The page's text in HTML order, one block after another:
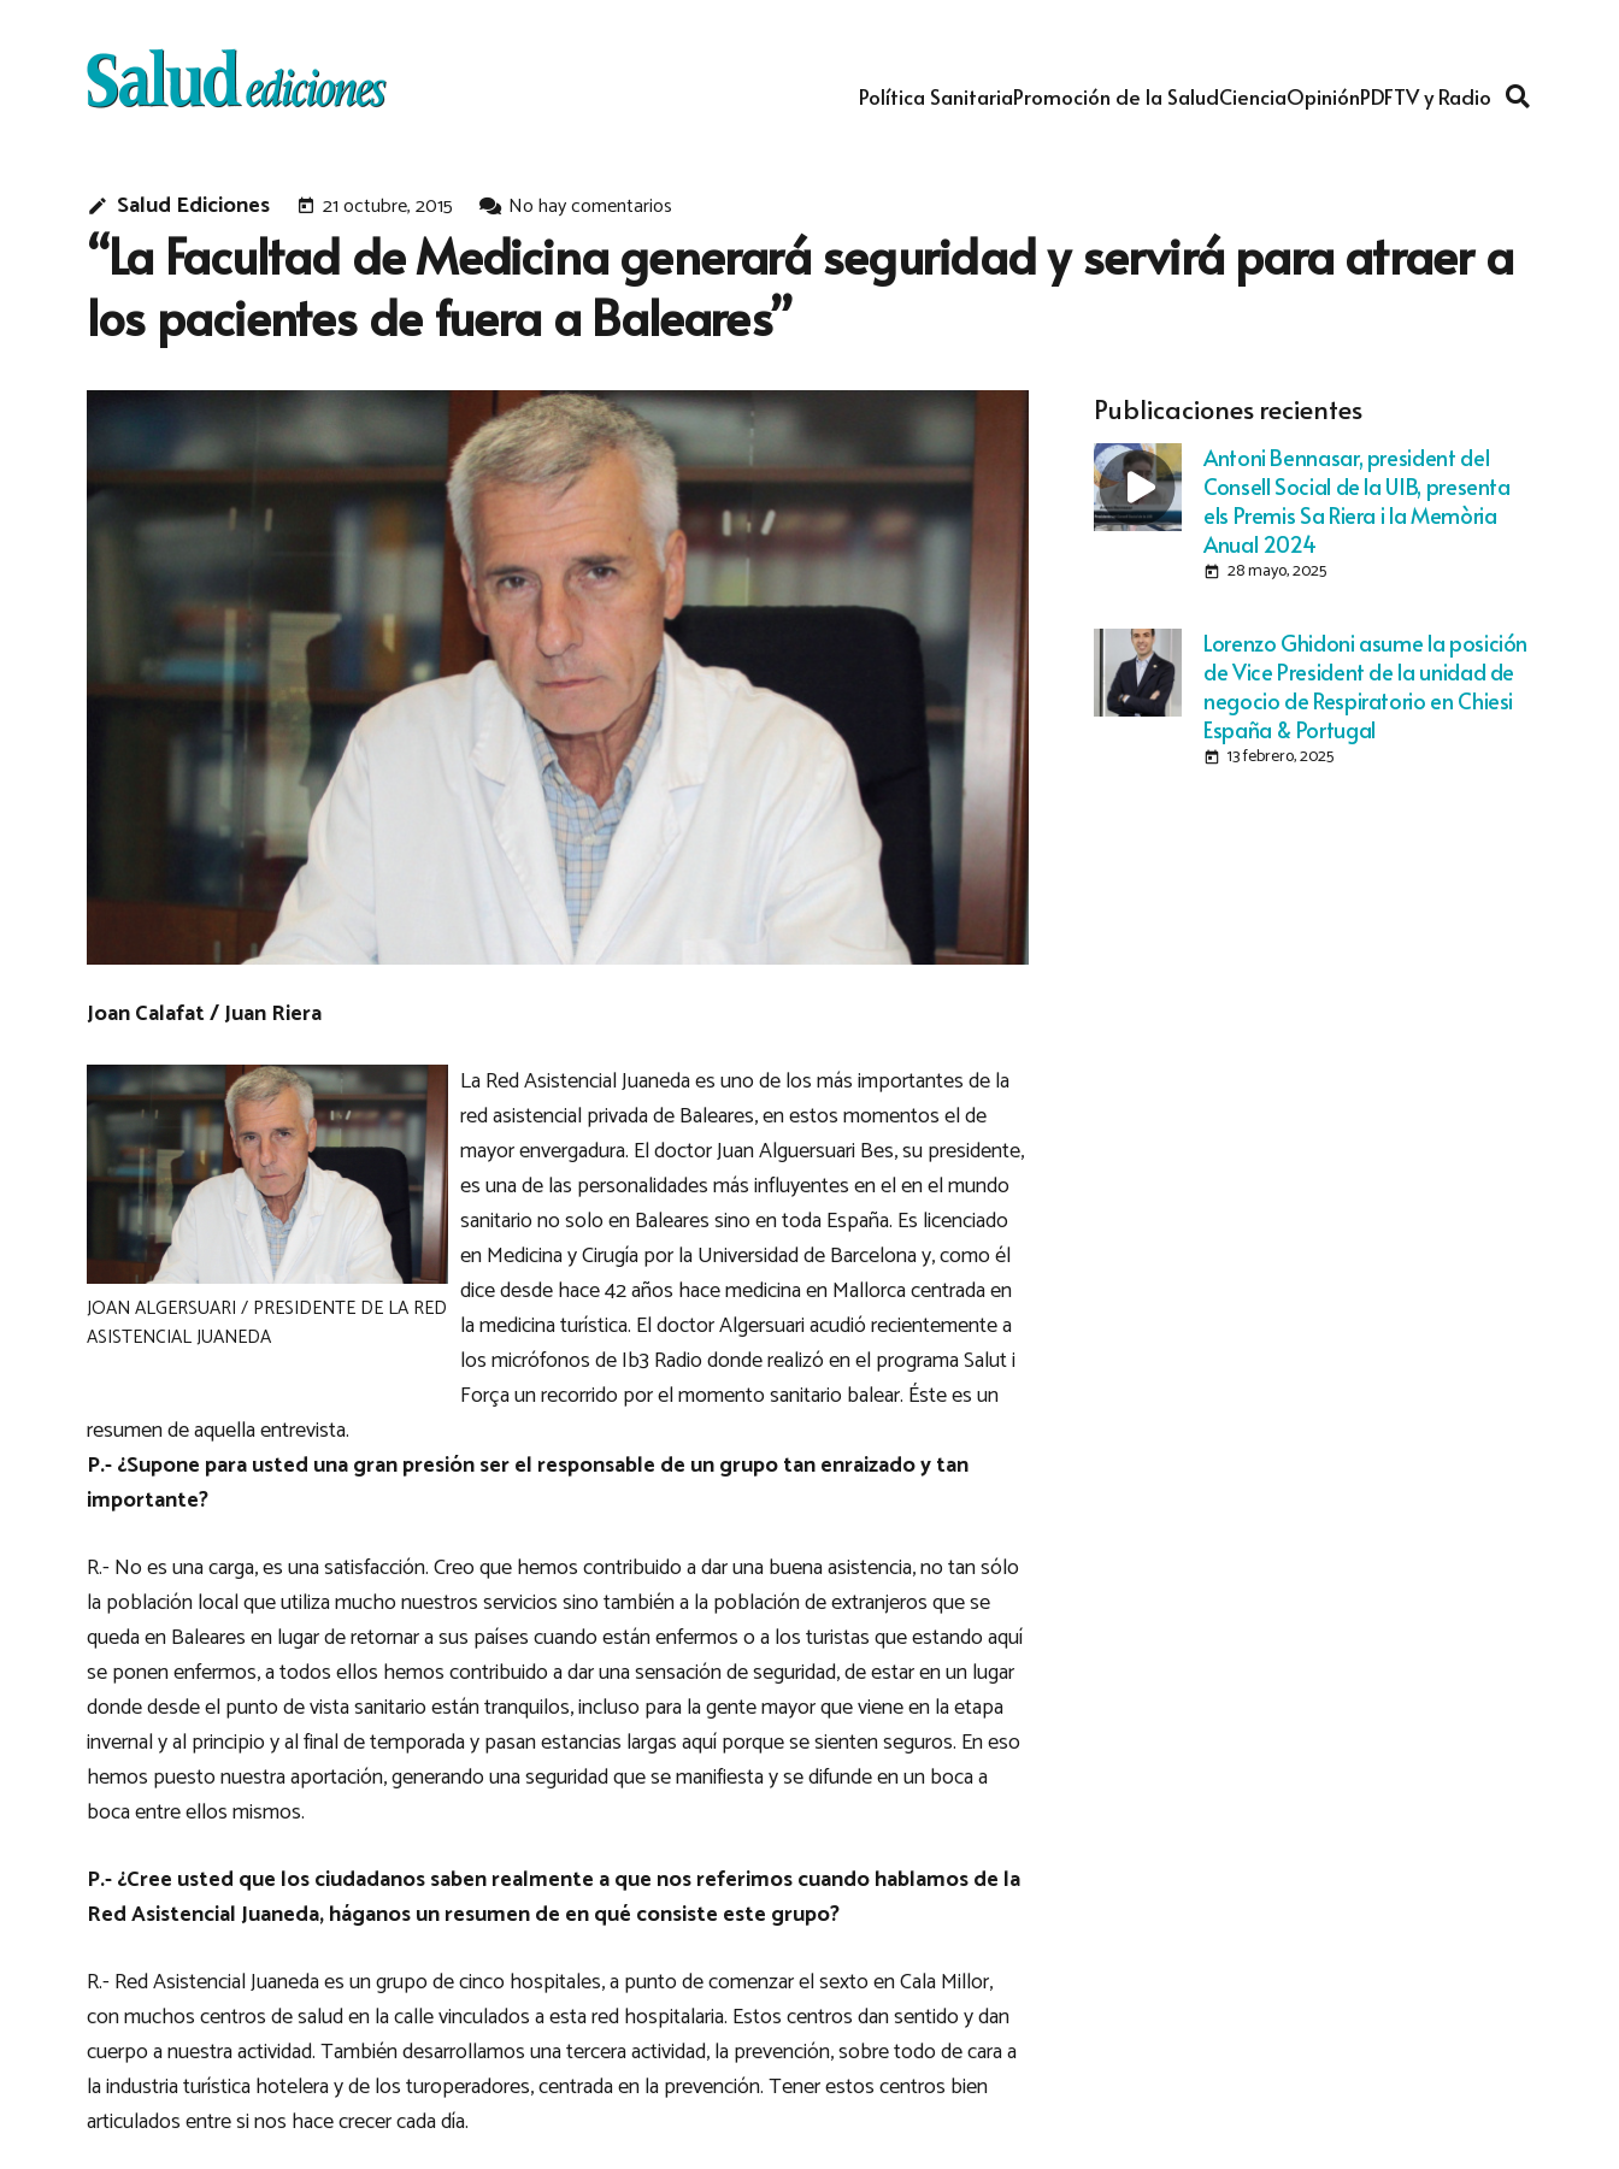
Política SanitariaPromoción de la SaludCienciaOpiniónPDFTV y Radio
edit Salud Ediciones today 21 octubre, 2015 No hay comentarios
“La Facultad de Medicina generará seguridad y servirá para atraer a
los pacientes de fuera a Baleares”
Joan Calafat / Juan Riera
JOAN ALGERSUARI / PRESIDENTE DE LA RED
ASISTENCIAL JUANEDA
La Red Asistencial Juaneda es uno de los más importantes de la
red asistencial privada de Baleares, en estos momentos el de
mayor envergadura. El doctor Juan Alguersuari Bes, su presidente,
es una de las personalidades más influyentes en el en el mundo
sanitario no solo en Baleares sino en toda España. Es licenciado
en Medicina y Cirugía por la Universidad de Barcelona y, como él
dice desde hace 42 años hace medicina en Mallorca centrada en
la medicina turística. El doctor Algersuari acudió recientemente a
los micrófonos de Ib3 Radio donde realizó en el programa Salut i
Força un recorrido por el momento sanitario balear. Éste es un
resumen de aquella entrevista.
P.- ¿Supone para usted una gran presión ser el responsable de un grupo tan enraizado y tan
importante?
R.- No es una carga, es una satisfacción. Creo que hemos contribuido a dar una buena asistencia, no tan sólo
la población local que utiliza mucho nuestros servicios sino también a la población de extranjeros que se
queda en Baleares en lugar de retornar a sus países cuando están enfermos o a los turistas que estando aquí
se ponen enfermos, a todos ellos hemos contribuido a dar una sensación de seguridad, de estar en un lugar
donde desde el punto de vista sanitario están tranquilos, incluso para la gente mayor que viene en la etapa
invernal y al principio y al final de temporada y pasan estancias largas aquí porque se sienten seguros. En eso
hemos puesto nuestra aportación, generando una seguridad que se manifiesta y se difunde en un boca a
boca entre ellos mismos.
P.- ¿Cree usted que los ciudadanos saben realmente a que nos referimos cuando hablamos de la
Red Asistencial Juaneda, háganos un resumen de en qué consiste este grupo?
R.- Red Asistencial Juaneda es un grupo de cinco hospitales, a punto de comenzar el sexto en Cala Millor,
con muchos centros de salud en la calle vinculados a esta red hospitalaria. Estos centros dan sentido y dan
cuerpo a nuestra actividad. También desarrollamos una tercera actividad, la prevención, sobre todo de cara a
la industria turística hotelera y de los turoperadores, centrada en la prevención. Tener estos centros bien
articulados entre si nos hace crecer cada día.
Publicaciones recientes
Antoni Bennasar, president del
Consell Social de la UIB, presenta
els Premis Sa Riera i la Memòria
Anual 2024
today 28 mayo, 2025
Lorenzo Ghidoni asume la posición
de Vice President de la unidad de
negocio de Respiratorio en Chiesi
España & Portugal
today 13 febrero, 2025